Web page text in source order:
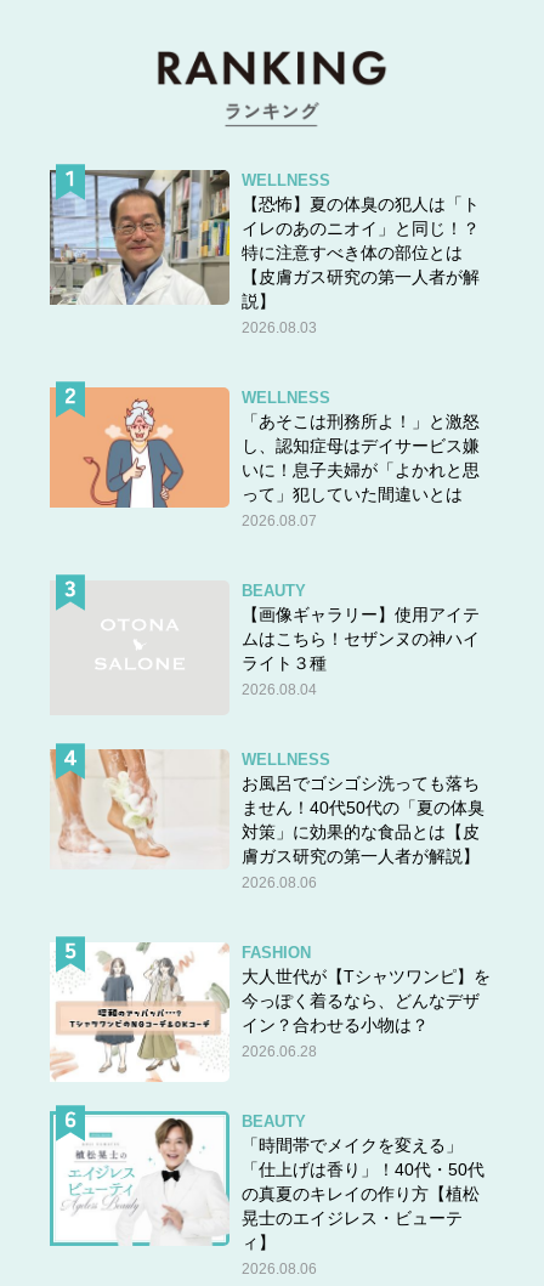
WELLNESS
【恐怖】夏の体臭の犯人は「ト
イレのあのニオイ」と同じ！？
特に注意すべき体の部位とは
【皮膚ガス研究の第一人者が解
説】
2026.08.03
WELLNESS
「あそこは刑務所よ！」と激怒
し、認知症母はデイサービス嫌
いに！息子夫婦が「よかれと思
って」犯していた間違いとは
2026.08.07
BEAUTY
【画像ギャラリー】使用アイテ
ムはこちら！セザンヌの神ハイ
ライト３種
2026.08.04
WELLNESS
お風呂でゴシゴシ洗っても落ち
ません！40代50代の「夏の体臭
対策」に効果的な食品とは【皮
膚ガス研究の第一人者が解説】
2026.08.06
FASHION
大人世代が【Tシャツワンピ】を
今っぽく着るなら、どんなデザ
イン？合わせる小物は？
2026.06.28
BEAUTY
「時間帯でメイクを変える」
「仕上げは香り」！40代・50代
の真夏のキレイの作り方【植松
晃士のエイジレス・ビューテ
ィ】
2026.08.06